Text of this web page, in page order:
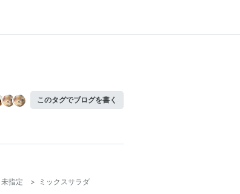
このタグでブログを書く
未指定 >
ミックスサラダ